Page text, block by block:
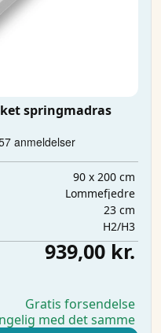
springmadras
90 x 200 cm
Lommefjedre
23 cm
H2/H3
939,00 kr.
Gratis forsendelse
med det samme